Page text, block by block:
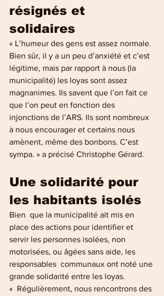
résignés et
solidaires
« L’humeur des gens est assez normale.
Bien sûr, il y a un peu d’anxiété et c’est
légitime, mais par rapport à nous (la
municipalité) les loyas sont assez
magnanimes. Ils savent que l’on fait ce
que l’on peut en fonction des
injonctions de l’ARS. Ils sont nombreux
à nous encourager et certains nous
amènent, même des bonbons. C’est
sympa. » a précisé Christophe Gérard.
Une solidarité pour
les habitants isolés
Bien  que la municipalité ait mis en
place des actions pour identifier et
servir les personnes isolées, non
motorisées, ou âgées sans aide, les
responsables  communaux ont noté une
grande solidarité entre les loyas.
«  Régulièrement, nous rencontrons des